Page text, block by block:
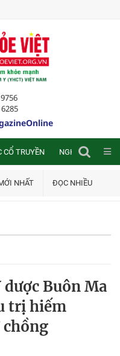
CỔ TRUYỀN NGHIÊN CỨU
NHẤT ĐỌC NHIỀU
Buôn Ma
trị hiếm
chồng